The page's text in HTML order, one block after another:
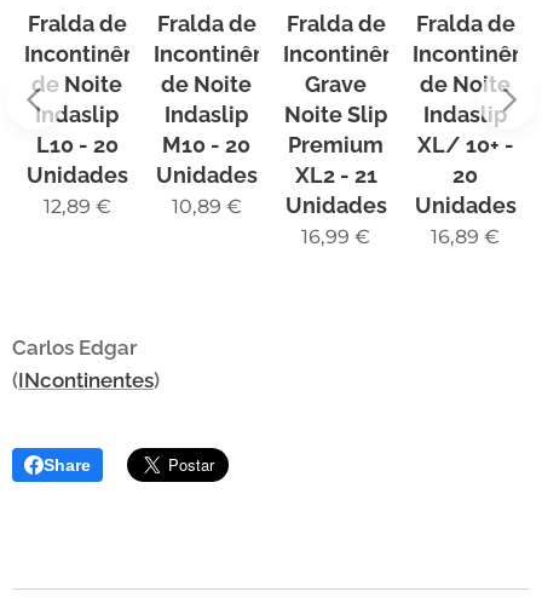
Fralda de
Incontinência
de Noite
Indaslip
L10 - 20
Unidades
12,89 €
Fralda de
Incontinência
de Noite
Indaslip
M10 - 20
Unidades
10,89 €
Fralda de
Incontinência
Grave
Noite Slip
Premium
XL2 - 21
Unidades
16,99 €
Fralda de
de Noite
Indaslip
XL/ 10+ -
20
Unidades
16,89 €
Carlos Edgar
(INcontinentes)
Share